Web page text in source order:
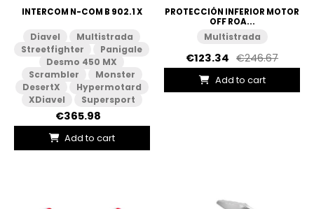
INTERCOM N-COM B 902.1 X
Diavel
Multistrada
Streetfighter
Panigale
Desmo 450 MX
Scrambler
Monster
DesertX
Hypermotard
XDiavel
Supersport
€365.98
Add to cart
PROTECCIÓN INFERIOR MOTOR
OFF ROA...
Multistrada
€123.34 €246.67
Add to cart